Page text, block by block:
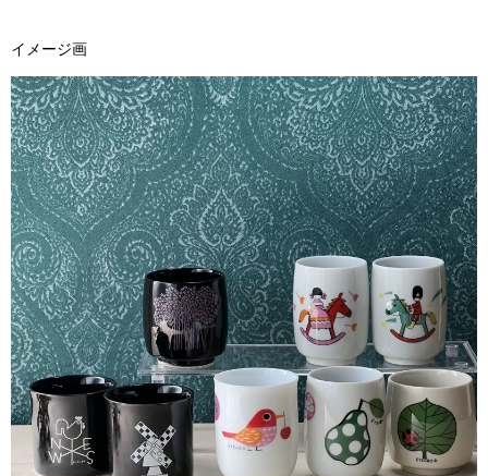
イメージ画